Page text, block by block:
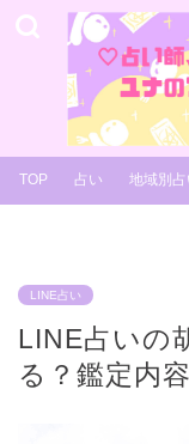
TOP 占い 地域別占
LINE占い
LINE占いの
る？鑑定内